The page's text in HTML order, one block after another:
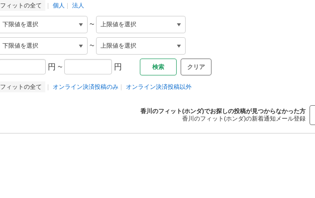
フィットの全て 個人 法人
~
~
円 ~ 円 クリア
フィットの全て オンライン決済投稿のみ オンライン決済投稿以外
香川のフィット(ホンダ)でお探しの投稿が見つからなかった方
香川のフィット(ホンダ)の新着通知メール登録